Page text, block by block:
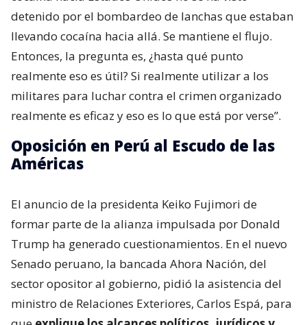
detenido por el bombardeo de lanchas que estaban
llevando cocaína hacia allá. Se mantiene el flujo.
Entonces, la pregunta es, ¿hasta qué punto
realmente eso es útil? Si realmente utilizar a los
militares para luchar contra el crimen organizado
realmente es eficaz y eso es lo que está por verse”.
Oposición en Perú al Escudo de las
Américas
El anuncio de la presidenta Keiko Fujimori de
formar parte de la alianza impulsada por Donald
Trump ha generado cuestionamientos. En el nuevo
Senado peruano, la bancada Ahora Nación, del
sector opositor al gobierno, pidió la asistencia del
ministro de Relaciones Exteriores, Carlos Espá, para